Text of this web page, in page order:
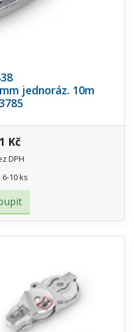
jednoráz. 10m
Kč
DPH
10 ks